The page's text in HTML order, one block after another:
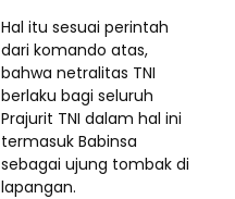
Hal itu sesuai perintah
dari komando atas,
bahwa netralitas TNI
berlaku bagi seluruh
Prajurit TNI dalam hal ini
termasuk Babinsa
sebagai ujung tombak di
lapangan.